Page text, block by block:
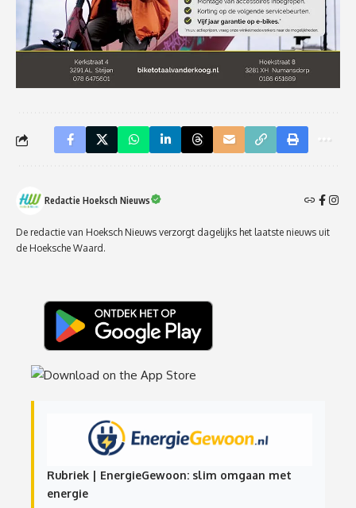
Redactie Hoeksch Nieuws
De redactie van Hoeksch Nieuws verzorgt dagelijks het laatste nieuws uit
de Hoeksche Waard.
Rubriek | EnergieGewoon: slim omgaan met
energie